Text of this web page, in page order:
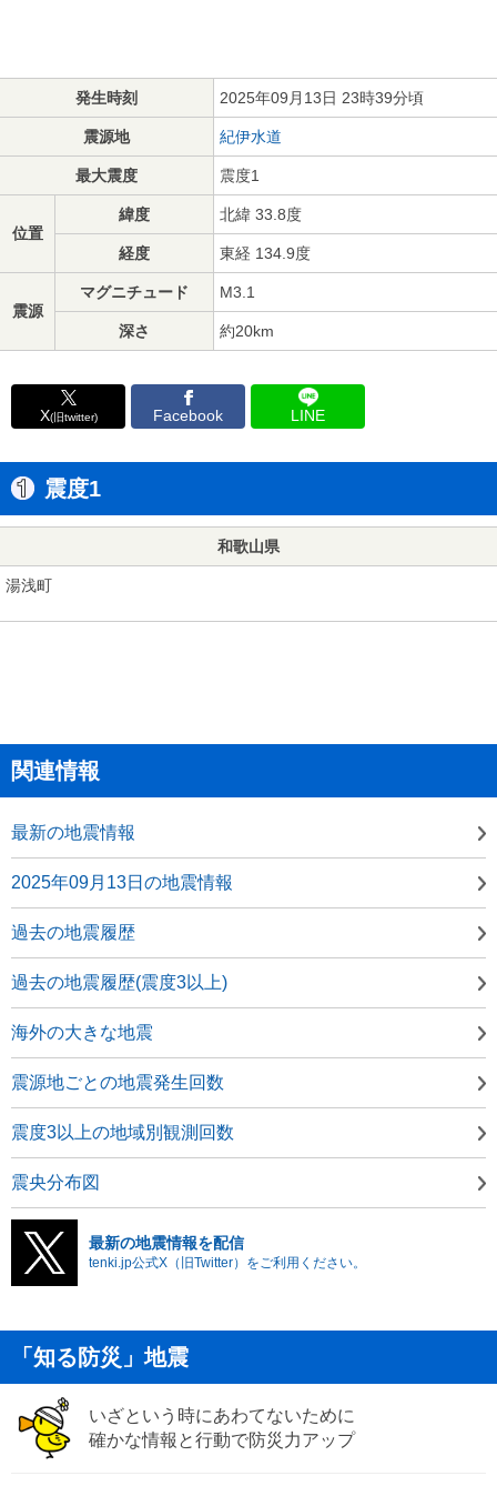
発生時刻 2025年09月13日 23時39分頃
震源地 紀伊水道
最大震度 震度1
位置
緯度 北緯 33.8度
経度 東経 134.9度
震源
マグニチュード M3.1
深さ 約20km
X(旧twitter) Facebook LINE
震度1
和歌山県
湯浅町
関連情報
最新の地震情報
2025年09月13日の地震情報
過去の地震履歴
過去の地震履歴(震度3以上)
海外の大きな地震
震源地ごとの地震発生回数
震度3以上の地域別観測回数
震央分布図
最新の地震情報を配信
tenki.jp公式X（旧Twitter）をご利用ください。
「知る防災」地震
いざという時にあわてないために
確かな情報と行動で防災力アップ